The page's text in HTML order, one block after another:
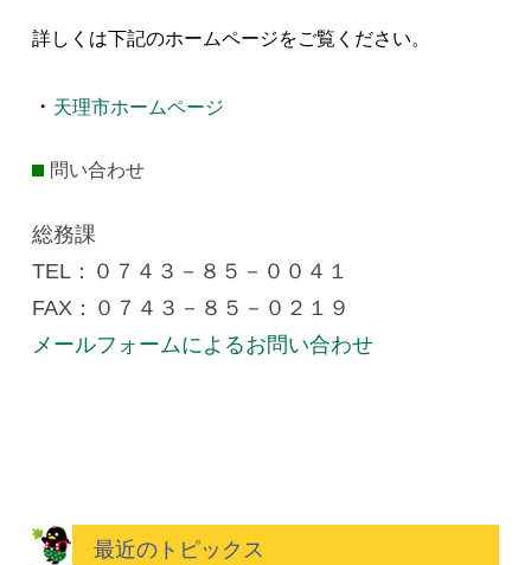
詳しくは下記のホームページをご覧ください。
・ 天理市ホームページ
問い合わせ
総務課
TEL：０７４３－８５－００４１
FAX：０７４３－８５－０２１９
メールフォームによるお問い合わせ
最近のトピックス